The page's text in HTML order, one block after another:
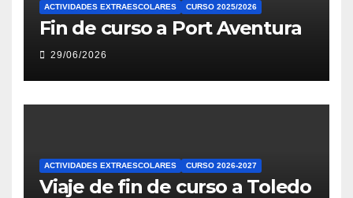
ACTIVIDADES EXTRAESCOLARES CURSO 2025/2026
Fin de curso a Port Aventura
29/06/2026
ACTIVIDADES EXTRAESCOLARES CURSO 2026-2027
Viaje de fin de curso a Toledo